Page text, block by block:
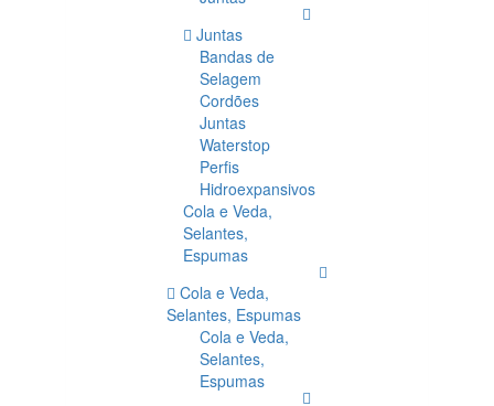
Juntas
Bandas de
Selagem
Cordões
Juntas
Waterstop
Perfis
Hidroexpansivos
Cola e Veda,
Selantes,
Espumas
Cola e Veda,
Selantes, Espumas
Cola e Veda,
Selantes,
Espumas